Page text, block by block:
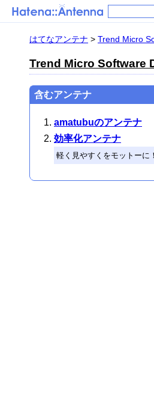
はてなアンテナ > Trend Micro
Trend Micro Software
含むアンテナ
amatubuのアンテナ
効率化アンテナ
軽く見やすくをモットーに